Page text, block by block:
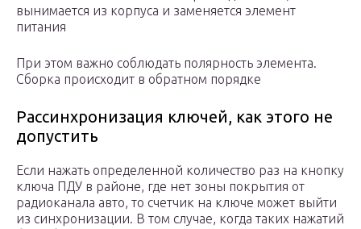
вынимается из корпуса и заменяется элемент
питания
При этом важно соблюдать полярность элемента.
Сборка происходит в обратном порядке
Рассинхронизация ключей, как этого не
допустить
Если нажать определенной количество раз на кнопку
ключа ПДУ в районе, где нет зоны покрытия от
радиоканала авто, то счетчик на ключе может выйти
из синхронизации. В том случае, когда таких нажатий